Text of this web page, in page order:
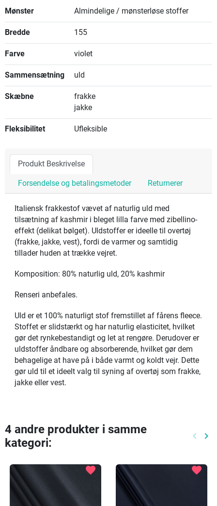
Mønster Almindelige / mønsterløse stoffer
Bredde 155
Farve violet
Sammensætning uld
Skæbne
frakke
jakke
Fleksibilitet Ufleksible
Produkt Beskrivelse
Forsendelse og betalingsmetoder Returnerer
Italiensk frakkestof vævet af naturlig uld med
tilsætning af kashmir i bleget lilla farve med zibellino-
effekt (delikat bølget). Uldstoffer er ideelle til overtøj
(frakke, jakke, vest), fordi de varmer og samtidig
tillader huden at trække vejret.
Komposition: 80% naturlig uld, 20% kashmir
Renseri anbefales.
Uld er et 100% naturligt stof fremstillet af fårens fleece.
Stoffet er slidstærkt og har naturlig elasticitet, hvilket
gør det rynkebestandigt og let at rengøre. Derudover er
uldstoffer åndbare og absorberende, hvilket gør dem
behagelige at have på i både varmt og koldt vejr. Dette
gør uld til et ideelt valg til syning af overtøj som frakke,
jakke eller vest.
4 andre produkter i samme
kategori:
keyboard_arrow_left keyboard_arrow_right
favorite favorite